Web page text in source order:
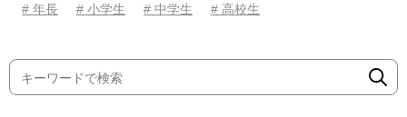
# 年長
# 小学生 # 中学生 # 高校生